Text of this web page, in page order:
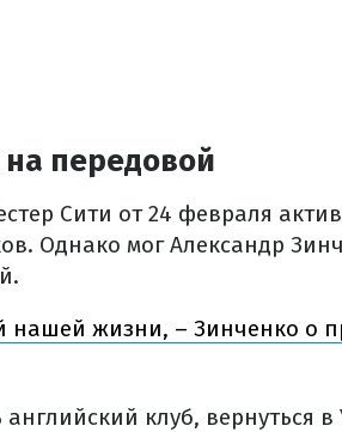
передовой
Сити от 24 февраля
Однако мог Александр
нашей жизни, – Зинченко о
клуб, вернуться